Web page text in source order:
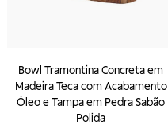
Bowl Tramontina Concreta em
Madeira Teca com Acabamento
Óleo e Tampa em Pedra Sabão
Polida